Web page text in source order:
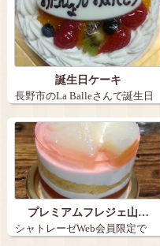
誕生日ケーキ
長野市のLa Balleさんで誕生日
ケー…
プレミアムフレジェ山…
シャトレーゼWeb会員限定で